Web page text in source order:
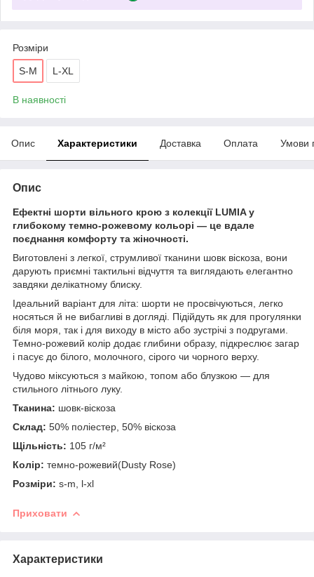
Розміри
S-M L-XL
В наявності
Опис Характеристики Доставка Оплата Умови
Опис
Ефектні шорти вільного крою з колекції LUMIA у
глибокому темно-рожевому кольорі — це вдале
поєднання комфорту та жіночності.
Виготовлені з легкої, струмливої тканини шовк віскоза, вони
дарують приємні тактильні відчуття та виглядають елегантно
завдяки делікатному блиску.
Ідеальний варіант для літа: шорти не просвічуються, легко
носяться й не вибагливі в догляді. Підійдуть як для прогулянки
біля моря, так і для виходу в місто або зустрічі з подругами.
Темно-рожевий колір додає глибини образу, підкреслює загар
і пасує до білого, молочного, сірого чи чорного верху.
Чудово міксуються з майкою, топом або блузкою — для
стильного літнього луку.
Тканина: шовк-віскоза
Склад: 50% поліестер, 50% віскоза
Щільність: 105 г/м²
Колір: темно-рожевий(Dusty Rose)
Розміри: s-m, l-xl
Приховати
Характеристики